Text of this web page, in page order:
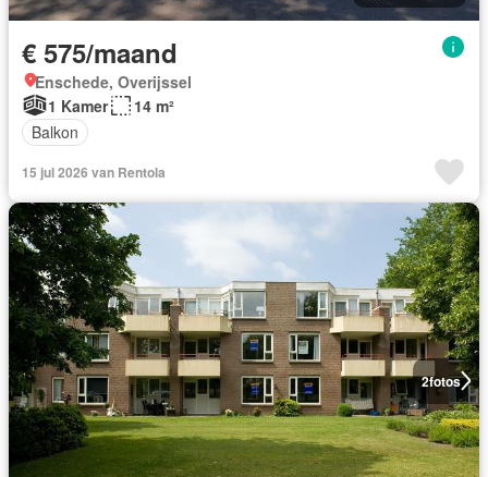
€ 575/maand
Enschede, Overijssel
1 Kamer
14 m²
Balkon
15 jul 2026 van Rentola
2fotos